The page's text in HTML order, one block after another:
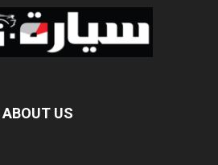
ABOUT US